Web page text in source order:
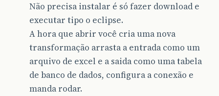
Não precisa instalar é só fazer download e
executar tipo o eclipse.
A hora que abrir você cria uma nova
transformação arrasta a entrada como um
arquivo de excel e a saida como uma tabela
de banco de dados, configura a conexão e
manda rodar.